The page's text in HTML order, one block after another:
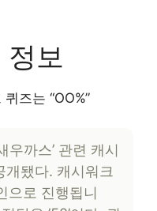
보
즈는 “OO%”
우까스’ 관련 캐시
됐다. 캐시워크
으로 진행됩니